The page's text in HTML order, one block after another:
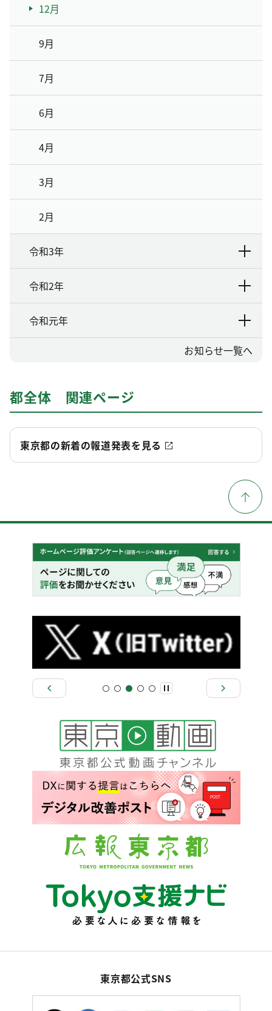
12月
9月
7月
6月
4月
3月
2月
令和3年
令和2年
令和元年
お知らせ一覧へ
都全体 関連ページ
東京都の新着の報道発表を見る
東京都公式SNS